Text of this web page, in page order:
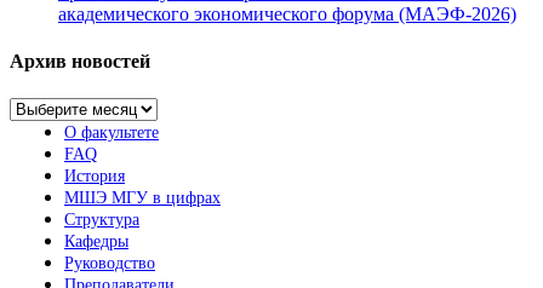
академического экономического форума (МАЭФ-2026)
Архив новостей
Архив
новостейО факультете
FAQ
История
МШЭ МГУ в цифрах
Структура
Кафедры
Руководство